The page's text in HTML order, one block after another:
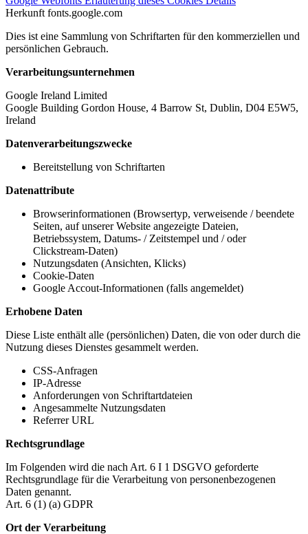
Herkunft fonts.google.com
Dies ist eine Sammlung von Schriftarten für den kommerziellen und
persönlichen Gebrauch.
Verarbeitungsunternehmen
Google Ireland Limited
Google Building Gordon House, 4 Barrow St, Dublin, D04 E5W5,
Ireland
Datenverarbeitungszwecke
Bereitstellung von Schriftarten
Datenattribute
Browserinformationen (Browsertyp, verweisende / beendete
Seiten, auf unserer Website angezeigte Dateien,
Betriebssystem, Datums- / Zeitstempel und / oder
Clickstream-Daten)
Nutzungsdaten (Ansichten, Klicks)
Cookie-Daten
Google Accout-Informationen (falls angemeldet)
Erhobene Daten
Diese Liste enthält alle (persönlichen) Daten, die von oder durch die
Nutzung dieses Dienstes gesammelt werden.
CSS-Anfragen
IP-Adresse
Anforderungen von Schriftartdateien
Angesammelte Nutzungsdaten
Referrer URL
Rechtsgrundlage
Im Folgenden wird die nach Art. 6 I 1 DSGVO geforderte
Rechtsgrundlage für die Verarbeitung von personenbezogenen
Daten genannt.
Art. 6 (1) (a) GDPR
Ort der Verarbeitung